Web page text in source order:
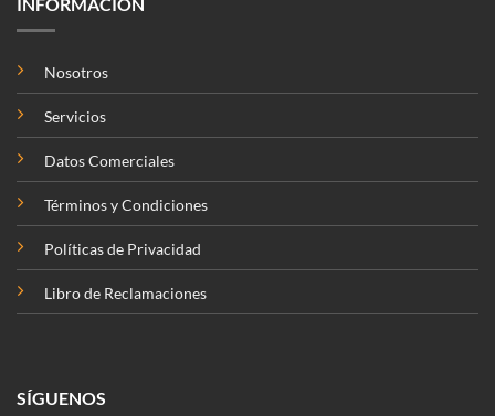
Nosotros
Servicios
Datos Comerciales
Términos y Condiciones
Políticas de Privacidad
Libro de Reclamaciones
SÍGUENOS